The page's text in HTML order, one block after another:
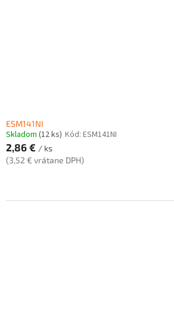
ESM141NI
Skladom (12 ks) Kód: ESM141NI
2,86 € / ks
(3,52 € vrátane DPH)